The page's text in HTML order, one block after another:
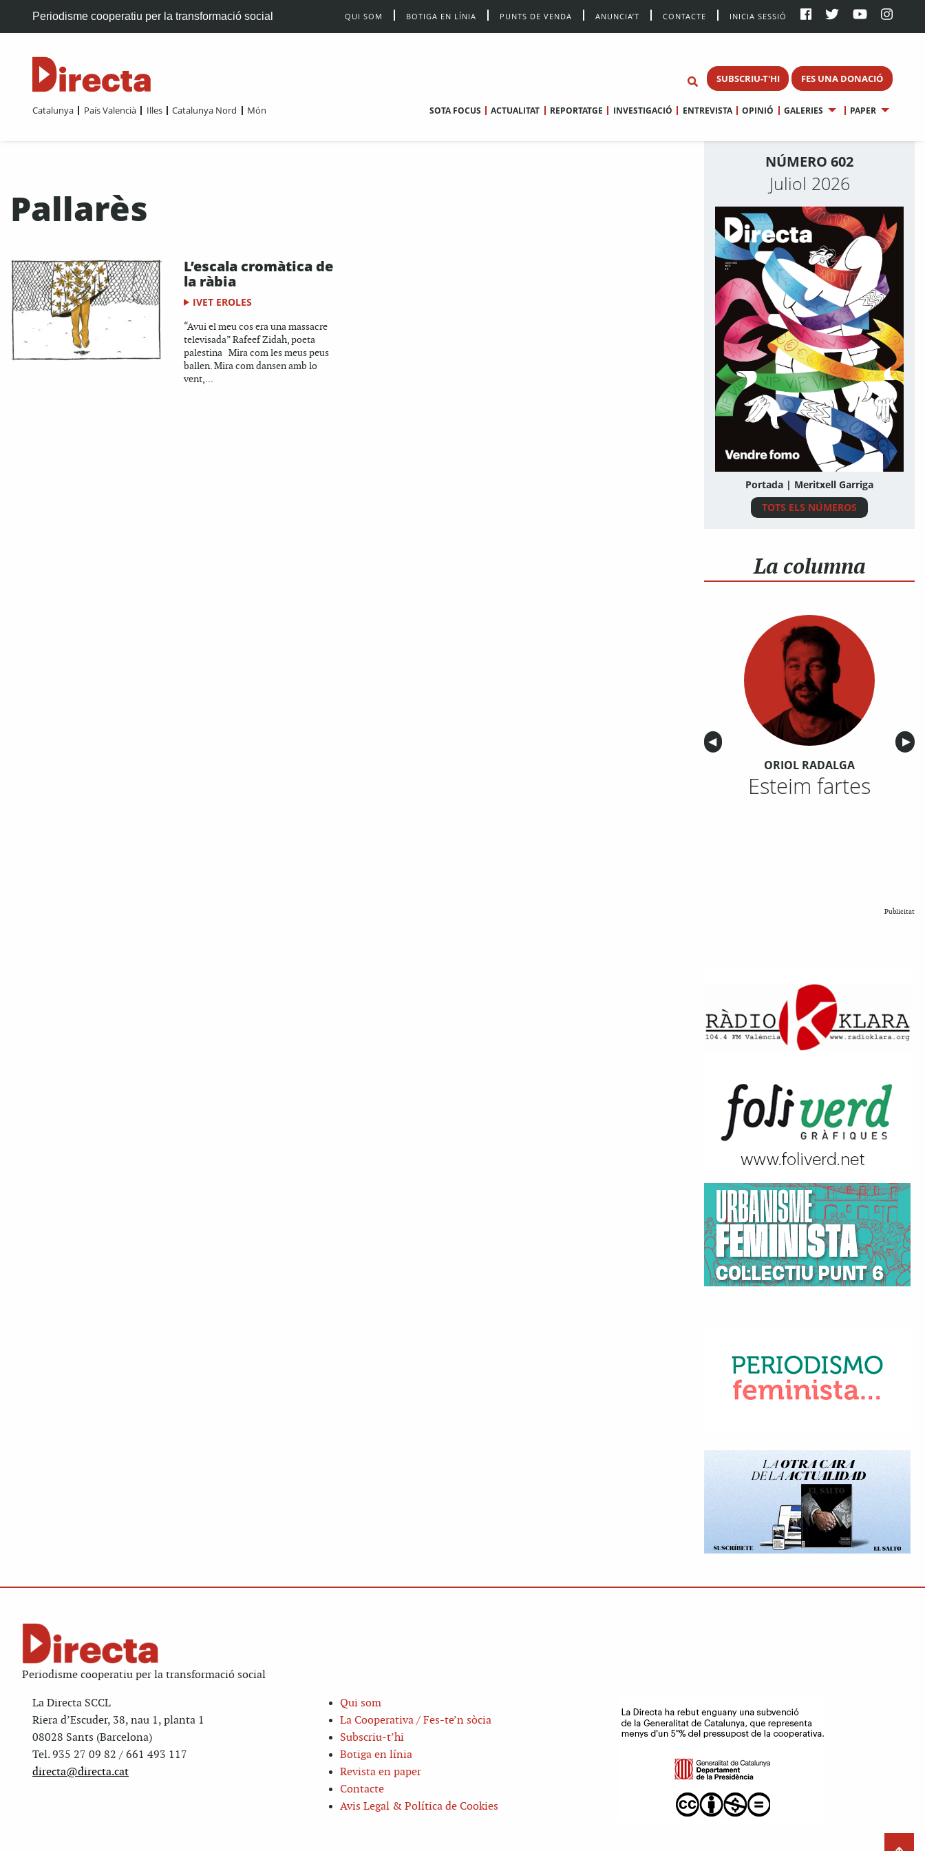
Periodisme cooperatiu per la transformació social QUI SOM BOTIGA EN LÍNIA PUNTS DE VENDA ANUNCIA’T CONTACTE INICIA SESSIÓ
SUBSCRIU-T'HI FES UNA DONACIÓ
Catalunya País Valencià Illes Catalunya Nord Món SOTA FOCUS ACTUALITAT REPORTATGE INVESTIGACIÓ ENTREVISTA OPINIÓ GALERIES PAPER
Pallarès
L’escala cromàtica de
la ràbia
IVET EROLES
“Avui el meu cos era una massacre
televisada” Rafeef Zidah, poeta
palestina Mira com les meus peus
ballen. Mira com dansen amb lo
vent,...
NÚMERO 602
Juliol 2026
Portada | Meritxell Garriga
TOTS ELS NÚMEROS
La columna
Anterior
◀︎ ▶︎
ORIOL RADALGA
Esteim fartes
Publicitat
Periodisme cooperatiu per la transformació social
La Directa SCCL
Riera d’Escuder, 38, nau 1, planta 1
08028 Sants (Barcelona)
Tel. 935 27 09 82 / 661 493 117
directa@directa.cat
Qui som
La Cooperativa / Fes-te’n sòcia
Subscriu-t’hi
Botiga en línia
Revista en paper
Contacte
Avis Legal & Política de Cookies